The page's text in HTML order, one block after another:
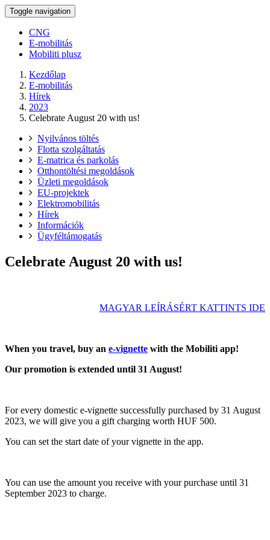
Toggle navigation
CNG
E-mobilitás
Mobiliti plusz
Kezdőlap
E-mobilitás
Hírek
2023
Celebrate August 20 with us!
Nyilvános töltés
Flotta szolgáltatás
E-matrica és parkolás
Otthontöltési megoldások
Üzleti megoldások
EU-projektek
Elektromobilitás
Hírek
Információk
Ügyféltámogatás
Celebrate August 20 with us!
MAGYAR LEÍRÁSÉRT KATTINTS IDE
When you travel, buy an e-vignette with the Mobiliti app!
Our promotion is extended until 31 August!
For every domestic e-vignette successfully purchased by 31 August
2023, we will give you a gift charging worth HUF 500.
You can set the start date of your vignette in the app.
You can use the amount you receive with your purchase until 31
September 2023 to charge.